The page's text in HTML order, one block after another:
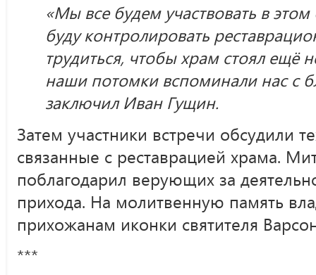
«Мы все будем участвовать в
буду контролировать
трудиться, чтобы храм стоял ещё
наши потомки вспоминали нас с
заключил Иван Гущин.
Затем участники встречи обсудили
связанные с реставрацией храма.
поблагодарил верующих за
прихода. На молитвенную память
прихожанам иконки святителя
***